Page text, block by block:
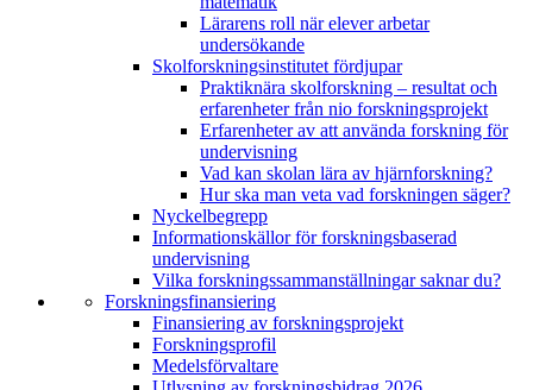
Lärarens roll när elever arbetar
undersökande
Skolforskningsinstitutet fördjupar
Praktiknära skolforskning – resultat och
erfarenheter från nio forskningsprojekt
Erfarenheter av att använda forskning för
undervisning
Vad kan skolan lära av hjärnforskning?
Hur ska man veta vad forskningen säger?
Nyckelbegrepp
Informationskällor för forskningsbaserad
undervisning
Vilka forskningssammanställningar saknar du?
Forskningsfinansiering
Finansiering av forskningsprojekt
Forskningsprofil
Medelsförvaltare